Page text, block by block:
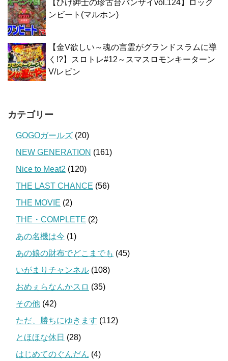
【ひげ紳士の珍古台バンザイvol.124】ロック
ンビート(マルホン)
【金V欲しい～魂の言霊がグランドスラムに導
く!?】スロトレ#12～スマスロモンキーターン
V/レビン
カテゴリー
GOGOガールズ (20)
NEW GENERATION (161)
Nice to Meat2 (120)
THE LAST CHANCE (56)
THE MOVIE (2)
THE・COMPLETE (2)
あの名機は今 (1)
あの娘の財布でどこまでも (45)
いがまりチャンネル (108)
おめぇらなんかスロ (35)
その他 (42)
ただ、勝ちにゆきます (112)
とほほな休日 (28)
はじめてのぐんだん (4)